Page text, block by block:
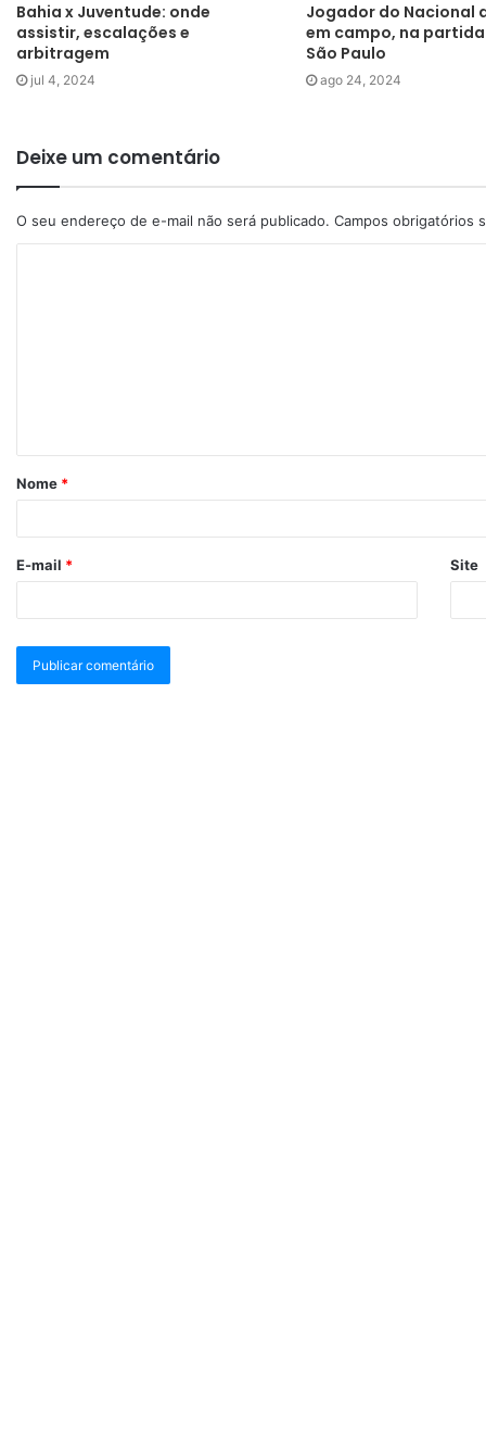
Bahia x Juventude: onde
assistir, escalações e
arbitragem
jul 4, 2024
Jogador do Nacional
em campo, na
São Paulo
ago 24, 2024
Deixe um comentário
O seu endereço de e-mail não será publicado. Campos obrigatórios
Nome *
E-mail * Site